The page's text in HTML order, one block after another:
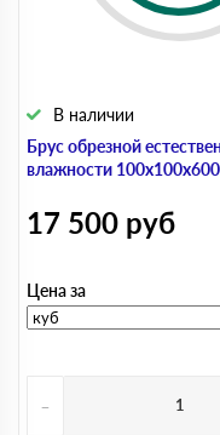
Брус обрезной
влажности
В наличии
17 500 руб
Цена за
-